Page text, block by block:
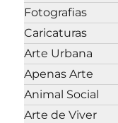
Fotografias
Caricaturas
Arte Urbana
Apenas Arte
Animal Social
Arte de Viver